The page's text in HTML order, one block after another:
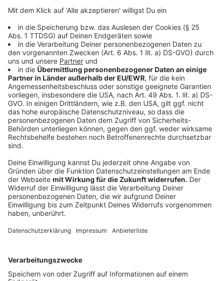
©picture alliance/dpa | Roland Weihrauch
Anzeige
Jüdisches Museum in Köln
Anzeige
Nicht zum ersten Mal beschäftigt sich der
Steuerzahlerbund mit dem
Inzwischen seien die Kosten für das Museum und den
unterirdischen Rundgang von 48 auf 190 Millionen Euro
gestiegen. 2.000 Jahre Kölner Stadtgeschichte sollen
in einem 600 Meter langen unterirdischen Rundgang
namens"Miqua"
erlebbar werden. Gezeigt werden
Statthalterpalasts, eines mittelalterlichen jüdischen
Eröffnungstermin Ende 2019 sei inzwischen auf Ende
2027 verschoben worden.